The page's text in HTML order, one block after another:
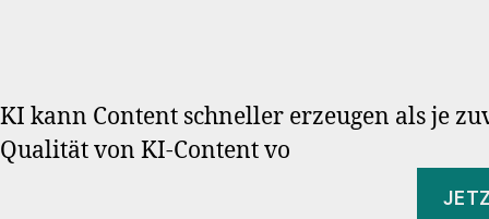
KI kann Content schneller erzeugen als je
Qualität von KI-Content vo